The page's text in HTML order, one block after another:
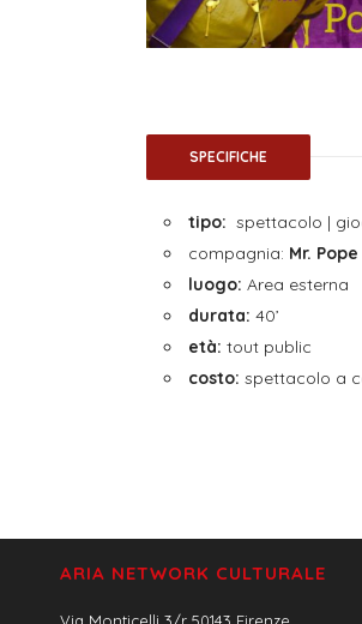
SPECIFICHE
tipo: spettacolo |
compagnia: Mr. Pope
luogo: Area esterna
durata: 40’
età: tout public
costo: spettacolo a
ARIA NETWORK CULTURALE